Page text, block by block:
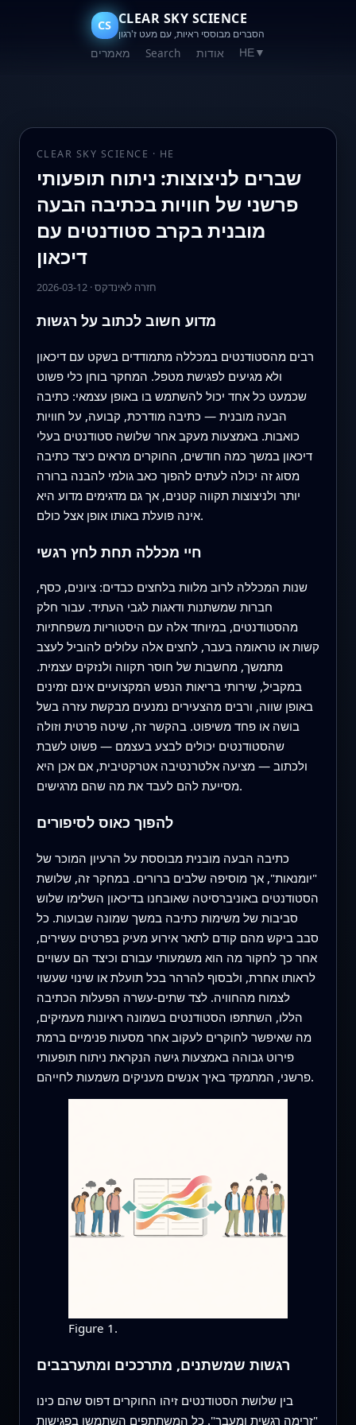
CS CLEAR SKY SCIENCE
הסברים מבוססי ראיות, עם מעט ז'רגון
מאמרים Search אודות HE▼
CLEAR SKY SCIENCE · HE
שברים לניצוצות: ניתוח תופעותי
פרשני של חוויות בכתיבה הבעה
מובנית בקרב סטודנטים עם
דיכאון
2026-03-12·חזרה לאינדקס
מדוע חשוב לכתוב על רגשות
רבים מהסטודנטים במכללה מתמודדים בשקט עם דיכאון
ולא מגיעים לפגישת מטפל. המחקר בוחן כלי פשוט
שכמעט כל אחד יכול להשתמש בו באופן עצמאי: כתיבה
הבעה מובנית — כתיבה מודרכת, קבועה, על חוויות
כואבות. באמצעות מעקב אחר שלושה סטודנטים בעלי
דיכאון במשך כמה חודשים, החוקרים מראים כיצד כתיבה
מסוג זה יכולה לעתים להפוך כאב גולמי להבנה ברורה
יותר ולניצוצות תקווה קטנים, אך גם מדגימים מדוע היא
אינה פועלת באותו אופן אצל כולם.
חיי מכללה תחת לחץ רגשי
שנות המכללה לרוב מלוות בלחצים כבדים: ציונים, כסף,
חברות שמשתנות ודאגות לגבי העתיד. עבור חלק
מהסטודנטים, במיוחד אלה עם היסטוריות משפחתיות
קשות או טראומה בעבר, לחצים אלה עלולים להוביל לעצב
מתמשך, מחשבות של חוסר תקווה ולנזקים עצמית.
במקביל, שירותי בריאות הנפש המקצועיים אינם זמינים
באופן שווה, ורבים מהצעירים נמנעים מבקשת עזרה בשל
בושה או פחד משיפוט. בהקשר זה, שיטה פרטית וזולה
שהסטודנטים יכולים לבצע בעצמם — פשוט לשבת
ולכתוב — מציעה אלטרנטיבה אטרקטיבית, אם אכן היא
מסייעת להם לעבד את מה שהם מרגישים.
להפוך כאוס לסיפורים
כתיבה הבעה מובנית מבוססת על הרעיון המוכר של
"יומנאות", אך מוסיפה שלבים ברורים. במחקר זה, שלושת
הסטודנטים באוניברסיטה שאובחנו בדיכאון השלימו שלוש
סביבות של משימות כתיבה במשך שמונה שבועות. כל
סבב ביקש מהם קודם לתאר אירוע מעיק בפרטים עשירים,
אחר כך לחקור מה הוא משמעותי עבורם וכיצד הם עשויים
לראותו אחרת, ולבסוף להרהר בכל תועלת או שינוי שעשוי
לצמוח מהחוויה. לצד שתים-עשרה הפעלות הכתיבה
הללו, השתתפו הסטודנטים בשמונה ראיונות מעמיקים,
מה שאיפשר לחוקרים לעקוב אחר מסעות פנימיים ברמת
פירוט גבוהה באמצעות גישה הנקראת ניתוח תופעותי
פרשני, המתמקד באיך אנשים מעניקים משמעות לחייהם.
Figure 1.
רגשות שמשתנים, מתרככים ומתערבבים
בין שלושת הסטודנטים זיהו החוקרים דפוס שהם כינו
"זרימה רגשית ומעבר". כל המשתתפים השתמשו בפגישות